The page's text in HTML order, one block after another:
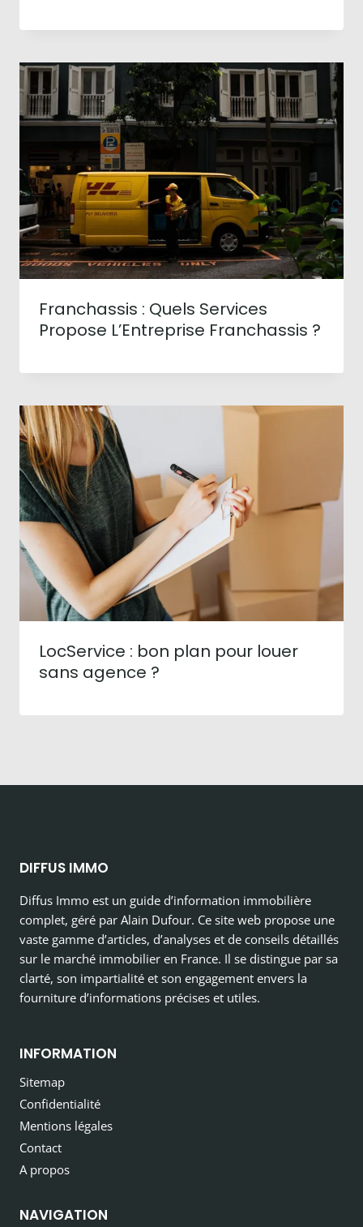
Franchassis : Quels Services
Propose L’Entreprise Franchassis ?
LocService : bon plan pour louer
sans agence ?
DIFFUS IMMO
Diffus Immo est un guide d’information immobilière
complet, géré par Alain Dufour. Ce site web propose une
vaste gamme d’articles, d’analyses et de conseils détaillés
sur le marché immobilier en France. Il se distingue par sa
clarté, son impartialité et son engagement envers la
fourniture d’informations précises et utiles.
INFORMATION
Sitemap
Confidentialité
Mentions légales
Contact
A propos
NAVIGATION